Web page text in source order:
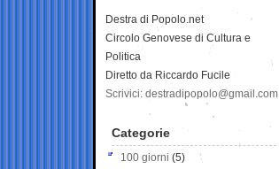
Destra di Popolo.net
Circolo Genovese di Cultura e
Politica
Diretto da Riccardo Fucile
Scrivici: destradipopolo@gmail.com
Categorie
100 giorni (5)